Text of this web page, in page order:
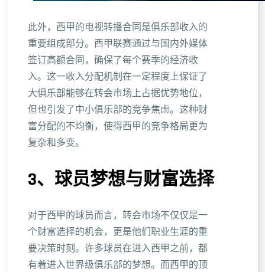
此外，西甲的电视转播合同是俱乐部收入的
重要组成部分。西甲联赛通过与国内外媒体
签订高额合同，确保了每个赛季的经济收
入。这一收入分配机制在一定程度上保证了
大俱乐部能够在转会市场上占据优势地位，
但也引发了中小俱乐部的竞争焦虑。这种财
富分配的不均衡，使得西甲的竞争格局更为
复杂和多变。
3、球员梦想与财富选择
对于西甲的球员而言，转会市场不仅仅是一
个财富选择的机会，更是他们职业生涯的重
要决策时刻。许多球员在进入西甲之前，都
有着进入世界级俱乐部的梦想。而西甲的顶